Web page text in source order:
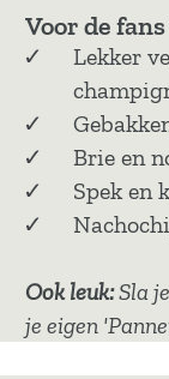
Voor de
Lekker
Brie en
Spek en
Ook leuk:Sla
je eigen